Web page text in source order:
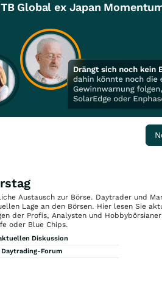
Global ex Japan
Austausch zur Börse. Daytrader und
Lage an den Börsen. Hier lesen Sie
der Profis, Analysten und
oder Blue Chips.
Diskussion
Daytrading-Forum